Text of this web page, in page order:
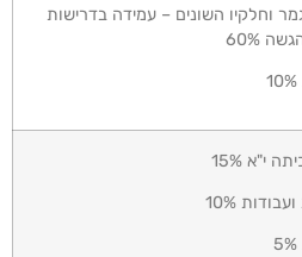
וחלקיו השונים – עמידה בדרישות
15%
10%